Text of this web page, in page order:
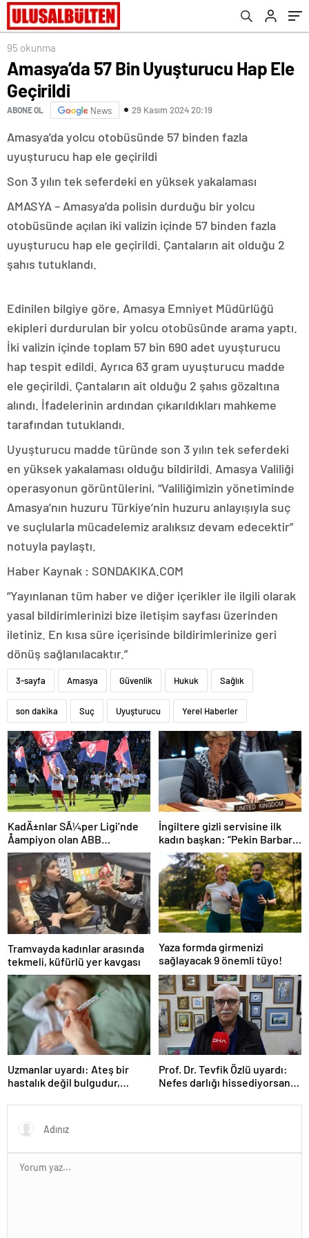
95 okunma
Amasya’da 57 Bin Uyuşturucu Hap Ele
Geçirildi
ABONE OL News 29 Kasım 2024 20:19
Amasya’da yolcu otobüsünde 57 binden fazla
uyuşturucu hap ele geçirildi
Son 3 yılın tek seferdeki en yüksek yakalaması
AMASYA – Amasya’da polisin durduğu bir yolcu
otobüsünde açılan iki valizin içinde 57 binden fazla
uyuşturucu hap ele geçirildi. Çantaların ait olduğu 2
şahıs tutuklandı.
Edinilen bilgiye göre, Amasya Emniyet Müdürlüğü
ekipleri durdurulan bir yolcu otobüsünde arama yaptı.
İki valizin içinde toplam 57 bin 690 adet uyuşturucu
hap tespit edildi. Ayrıca 63 gram uyuşturucu madde
ele geçirildi. Çantaların ait olduğu 2 şahıs gözaltına
alındı. İfadelerinin ardından çıkarıldıkları mahkeme
tarafından tutuklandı.
Uyuşturucu madde türünde son 3 yılın tek seferdeki
en yüksek yakalaması olduğu bildirildi. Amasya Valiliği
operasyonun görüntülerini, “Valiliğimizin yönetiminde
Amasya’nın huzuru Türkiye’nin huzuru anlayışıyla suç
ve suçlularla mücadelemiz aralıksız devam edecektir”
notuyla paylaştı.
Haber Kaynak : SONDAKIKA.COM
“Yayınlanan tüm haber ve diğer içerikler ile ilgili olarak
yasal bildirimlerinizi bize iletişim sayfası üzerinden
iletiniz. En kısa süre içerisinde bildirimlerinize geri
dönüş sağlanılacaktır.”
3-sayfa Amasya Güvenlik Hukuk Sağlık
son dakika Suç Uyuşturucu Yerel Haberler
KadÄ±nlar SÃ¼per Ligi’nde
Åampiyon olan ABB
Fomget’ten FenerbahÃ§e’ye
gÃ¶nderme
İngiltere gizli servisine ilk
kadın başkan: “Pekin Barbara”
favori aday
Tramvayda kadınlar arasında
tekmeli, küfürlü yer kavgası
Yaza formda girmenizi
sağlayacak 9 önemli tüyo!
Uzmanlar uyardı: Ateş bir
hastalık değil bulgudur,
mekanizmasıdır
Prof. Dr. Tevfik Özlü uyardı:
Nefes darlığı hissediyorsanız